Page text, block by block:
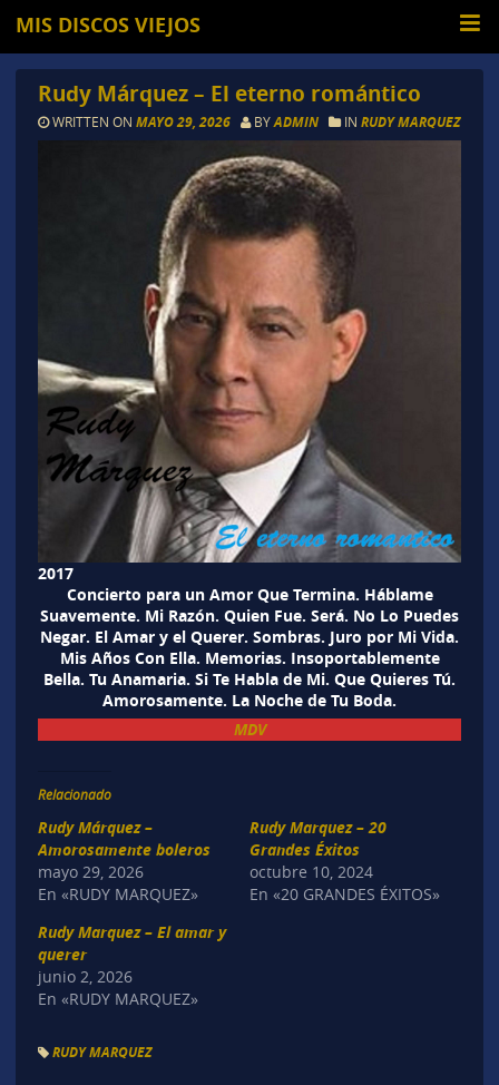
MIS DISCOS VIEJOS
Rudy Márquez – El eterno romántico
WRITTEN ON MAYO 29, 2026 BYADMIN IN RUDY MARQUEZ
2017
Concierto para un Amor Que Termina. Háblame
Suavemente. Mi Razón. Quien Fue. Será. No Lo Puedes
Negar. El Amar y el Querer. Sombras. Juro por Mi Vida.
Mis Años Con Ella. Memorias. Insoportablemente
Bella. Tu Anamaria. Si Te Habla de Mi. Que Quieres Tú.
Amorosamente. La Noche de Tu Boda.
MDV
Relacionado
Rudy Márquez –
Amorosamente boleros
mayo 29, 2026
En «RUDY MARQUEZ»
Rudy Marquez – 20
Grandes Éxitos
octubre 10, 2024
En «20 GRANDES ÉXITOS»
Rudy Marquez – El amar y
querer
junio 2, 2026
En «RUDY MARQUEZ»
RUDY MARQUEZ